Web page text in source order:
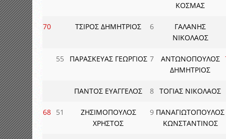
ΚΟΣΜΑΣ
70 ΤΣΙΡΟΣ ΔΗΜΗΤΡΙΟΣ 6
ΓΑΛΑΝΗΣ
ΝΙΚΟΛΑΟΣ
55 ΠΑΡΑΣΚΕΥΑΣ ΓΕΩΡΓΙΟΣ 7
ΑΝΤΩΝΟΠΟΥΛΟΣ
ΔΗΜΗΤΡΙΟΣ
ΠΑΝΤΟΣ ΕΥΑΓΓΕΛΟΣ 8 ΤΟΓΙΑΣ ΝΙΚΟΛΑΟΣ
68 51
ΖΗΣΙΜΟΠΟΥΛΟΣ
ΧΡΗΣΤΟΣ
9 ΠΑΝΑΓΙΩΤΟΠΟΥΛΟΣ
ΚΩΝΣΤΑΝΤΙΝΟΣ